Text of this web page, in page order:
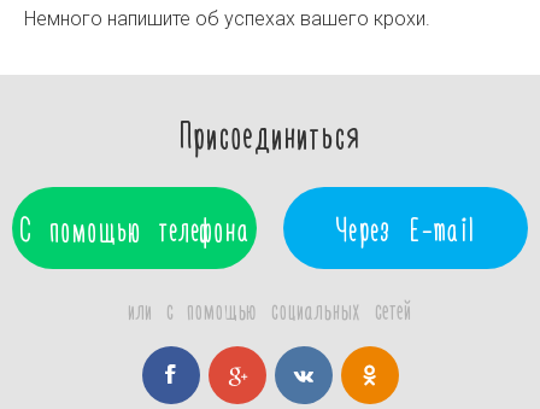
Немного напишите об успехах вашего крохи.
Присоединиться
С помощью телефона Через E-mail
или с помощью социальных сетей